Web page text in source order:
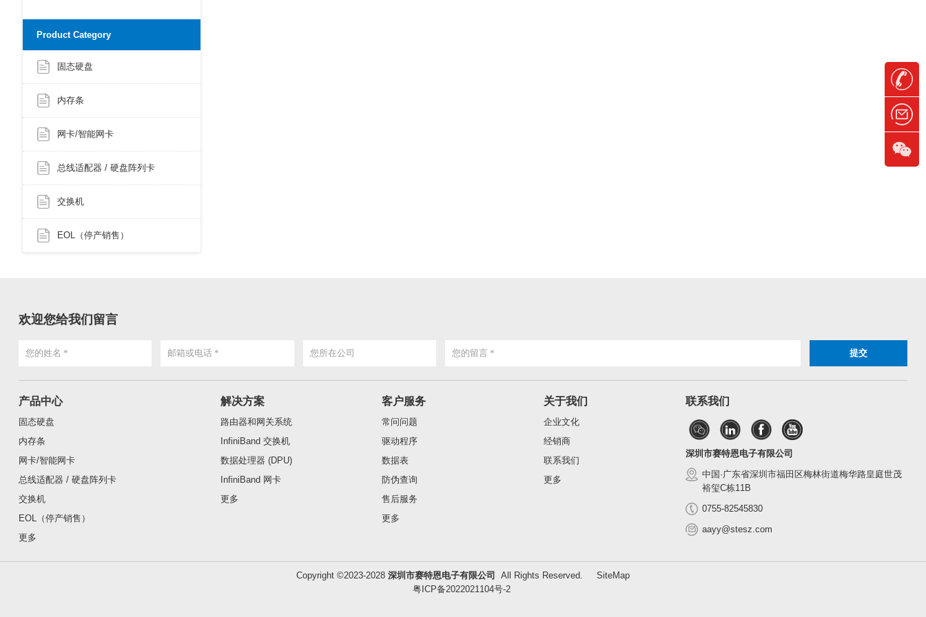
Product Category
固态硬盘
内存条
网卡/智能网卡
总线适配器 / 硬盘阵列卡
交换机
EOL（停产销售）
欢迎您给我们留言
产品中心
固态硬盘
内存条
网卡/智能网卡
总线适配器 / 硬盘阵列卡
交换机
EOL（停产销售）
更多
解决方案
路由器和网关系统
InfiniBand 交换机
数据处理器 (DPU)
InfiniBand 网卡
更多
客户服务
常问问题
驱动程序
数据表
防伪查询
售后服务
更多
关于我们
企业文化
经销商
联系我们
更多
联系我们
深圳市赛特恩电子有限公司
中国·广东省深圳市福田区梅林街道梅华路皇庭世茂
裕玺C栋11B
0755-82545830
aayy@stesz.com
Copyright ©2023-2028 深圳市赛特恩电子有限公司 All Rights Reserved.
SiteMap
粤ICP备2022021104号-2